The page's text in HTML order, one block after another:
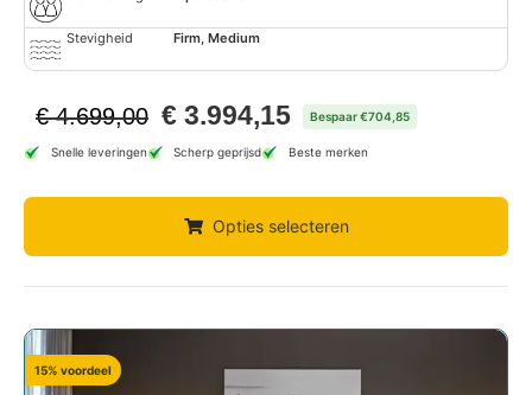
Stevigheid Firm, Medium
€4.699,00 € 3.994,15 Bespaar €704,85
Snelle leveringen Scherp geprijsd Beste merken
Opties selecteren
15% voordeel